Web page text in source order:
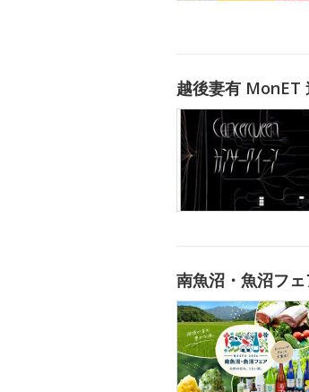
越後妻有 MonET
南魚沼・魚沼フ